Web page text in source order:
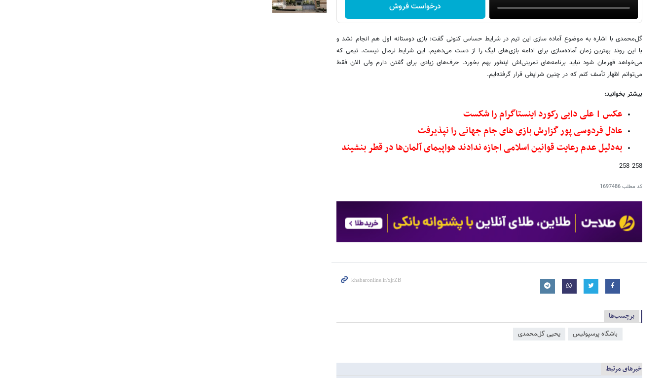
درخواست فروش
گل‌محمدی با اشاره به موضوع آماده سازی این تیم در شرایط حساس کنونی گفت: بازی دوستانه اول هم انجام نشد و
با این روند بهترین زمان آماده‌سازی برای ادامه بازی‌های لیگ را از دست می‌دهیم. این شرایط نرمال نیست. تیمی که
می‌خواهد قهرمان شود نباید برنامه‌های تمرینی‌اش اینطور بهم بخورد. حرف‌های زیادی برای گفتن دارم ولی الان فقط
می‌توانم اظهار تأسف کنم که در چنین شرایطی قرار گرفته‌ایم.
بیشتر بخوانید:
عکس | علی دایی رکورد اینستاگرام را شکست
عادل فردوسی پور گزارش بازی های جام جهانی را نپذیرفت
به‌دلیل عدم رعایت قوانین اسلامی اجازه ندادند هواپیمای آلمان‌ها در قطر بنشیند
258 258
کد مطلب1697486
برچسب‌ها
باشگاه پرسپولیس یحیی گل‌محمدی
خبرهای مرتبط